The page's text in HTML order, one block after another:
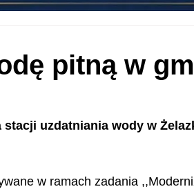
pitną w
uzdatniania wody w
w ramach zadania